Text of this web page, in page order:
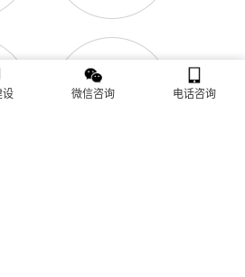
证书看似是“小细节”，实则是企业
、适配百度优化的关键，很多企业忽
记“不安全”，影响客户信任和百度收
合云和本地企业的实际需求，今天详
，帮助企业避开误区、正确使用。首
做SEO优化
设 微信咨询 电话咨询